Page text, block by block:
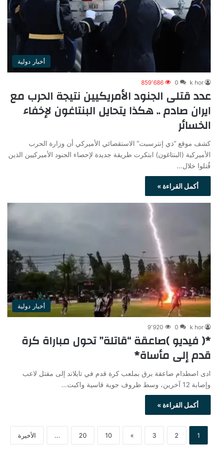
أخبار دولية
k hor
0 859٬686
عدد قتلى الجنود الأمريكيين نتيجة الحرب مع
ايران صادم .. هكذا يتحايل البنتاغون لإخفاء
الخسائر
كشف موقع “ذي إنترسبت” الاستقصائي الأميركي أن وزارة الحرب
الأميركية (البنتاغون) ابتكرت طريقة جديدة لإحصاء الجنود الأميركيين الذين
قُتلوا خلال…
أكمل القراءة »
أخبار دولية
k hor
0 9٬920
*( فيديو )صاعقة “قاتلة” تحول مباراة كرة
قدم إلى مأساة*
ادى اصطدام صاعقة برق بملعب كرة قدم في تايلاند إلى مقتل لاعب
وإصابة 12 آخرين، وسط ظروف جوية قاسية واكبت…
أكمل القراءة »
1
2
3
»
10
20
... الأخيرة